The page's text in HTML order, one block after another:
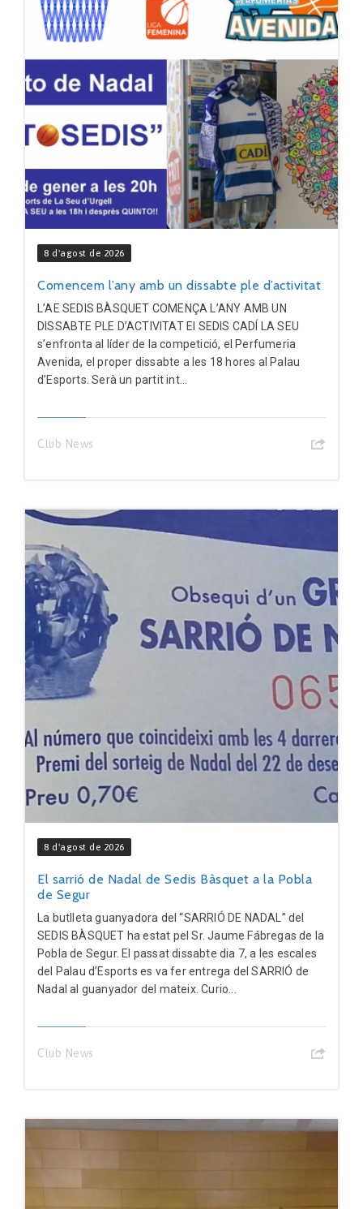
8 d'agost de 2026
Comencem l’any amb un dissabte ple d’activitat
L’AE SEDIS BÀSQUET COMENÇA L’ANY AMB UN
DISSABTE PLE D’ACTIVITAT El SEDIS CADÍ LA SEU
s’enfronta al líder de la competició, el Perfumeria
Avenida, el proper dissabte a les 18 hores al Palau
d’Esports. Serà un partit int...
Club News
8 d'agost de 2026
El sarrió de Nadal de Sedis Bàsquet a la Pobla
de Segur
La butlleta guanyadora del “SARRIÓ DE NADAL” del
SEDIS BÀSQUET ha estat pel Sr. Jaume Fábregas de la
Pobla de Segur. El passat dissabte dia 7, a les escales
del Palau d’Esports es va fer entrega del SARRIÓ de
Nadal al guanyador del mateix. Curio...
Club News